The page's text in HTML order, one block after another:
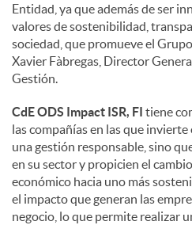
Entidad, ya que además de ser
valores de sostenibilidad,
sociedad, que promueve el
Xavier Fàbregas, Director
Gestión.
CdE ODS Impact ISR, FI tiene
las compañías en las que
una gestión responsable, sino
en su sector y propicien el
económico hacia uno más
el impacto que generan las
negocio, lo que permite realizar